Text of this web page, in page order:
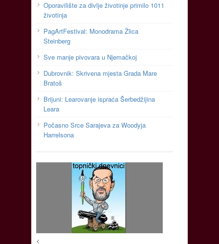
Oporavilište za divlje životinje primilo 1011
životinja
PagArtFestival: Monodrama Žlica
Steinberg
Sve manje pivovara u Njemačkoj
Dubrovnik: Skrivena mjesta Grada Mare
Bratoš
Brijuni: Learovanje ispraća Šerbedžijina
Leara
Počasno Srce Sarajeva za Woodyja
Harrelsona
<